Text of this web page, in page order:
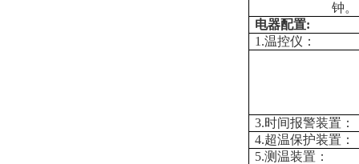
钟。
电器配置:
1.温控仪：
3.时间报警装置：
4.超温保护装置：
5.测温装置：